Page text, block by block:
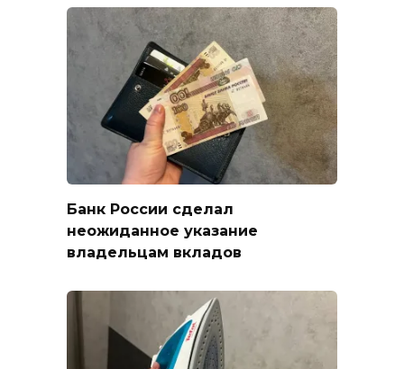
Банк России сделал
неожиданное указание
владельцам вкладов